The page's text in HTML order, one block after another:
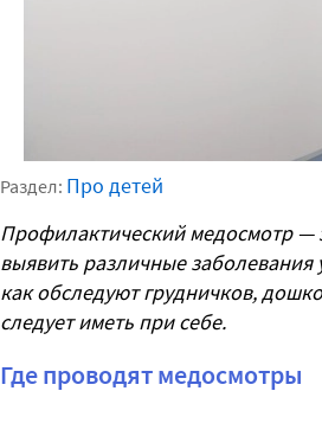
Раздел: Про детей
Профилактический медосмотр —
выявить различные заболевания
как обследуют грудничков,
следует иметь при себе.
Где проводят медосмотры